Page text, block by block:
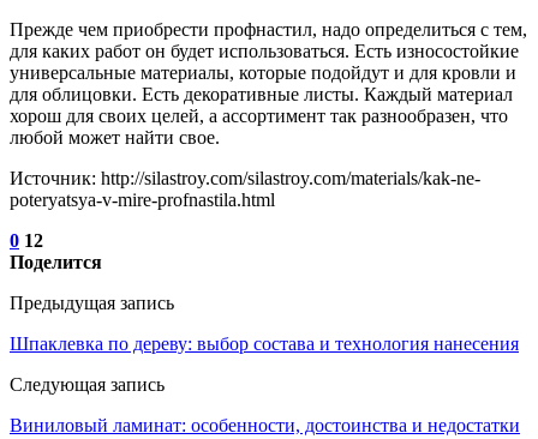
Прежде чем приобрести профнастил, надо определиться с тем,
для каких работ он будет использоваться. Есть износостойкие
универсальные материалы, которые подойдут и для кровли и
для облицовки. Есть декоративные листы. Каждый материал
хорош для своих целей, а ассортимент так разнообразен, что
любой может найти свое.
Источник: http://silastroy.com/silastroy.com/materials/kak-ne-
poteryatsya-v-mire-profnastila.html
0 12
Поделится
Предыдущая запись
Шпаклевка по дереву: выбор состава и технология нанесения
Следующая запись
Виниловый ламинат: особенности, достоинства и недостатки